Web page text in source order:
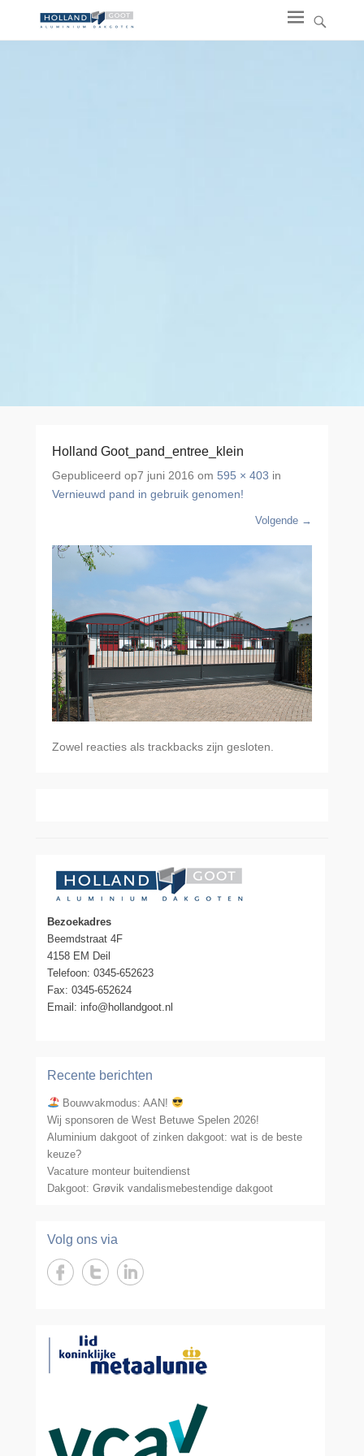
Holland Goot_pand_entree_klein
Gepubliceerd op7 juni 2016 om 595 × 403 in
Vernieuwd pand in gebruik genomen!
Volgende →
Zowel reacties als trackbacks zijn gesloten.
Bezoekadres
Beemdstraat 4F
4158 EM Deil
Telefoon: 0345-652623
Fax: 0345-652624
Email: info@hollandgoot.nl
Recente berichten
Bouwvakmodus: AAN!
Wij sponsoren de West Betuwe Spelen 2026!
Aluminium dakgoot of zinken dakgoot: wat is de beste
keuze?
Vacature monteur buitendienst
Dakgoot: Grøvik vandalismebestendige dakgoot
Volg ons via